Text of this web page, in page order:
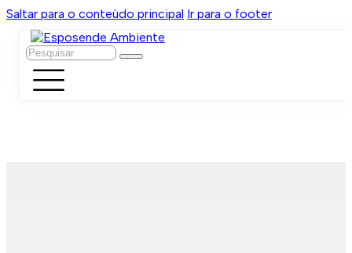
Saltar para o conteúdo principal Ir para o footer
Pesquisar